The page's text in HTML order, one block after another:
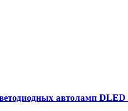
автоламп